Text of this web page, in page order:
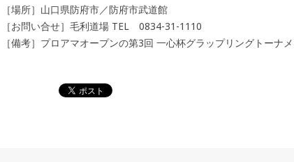
［場所］山口県防府市／防府市武道館
［お問い合せ］毛利道場 TEL 0834-31-1110
［備考］プロアマオープンの第3回 一心杯グラップリングトーナ